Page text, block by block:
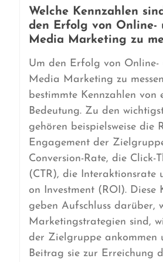
Welche Kennzahlen
den Erfolg von Online-
Media Marketing zu
Um den Erfolg von Online-
Media Marketing zu
bestimmte Kennzahlen von
Bedeutung. Zu den
gehören beispielsweise die
Engagement der
Conversion-Rate, die Click-
(CTR), die Interaktionsrate
on Investment (ROI). Diese
geben Aufschluss darüber,
Marketingstrategien sind,
der Zielgruppe ankommen
Beitrag sie zur Erreichung